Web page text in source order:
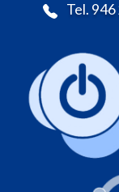
Tel. 946